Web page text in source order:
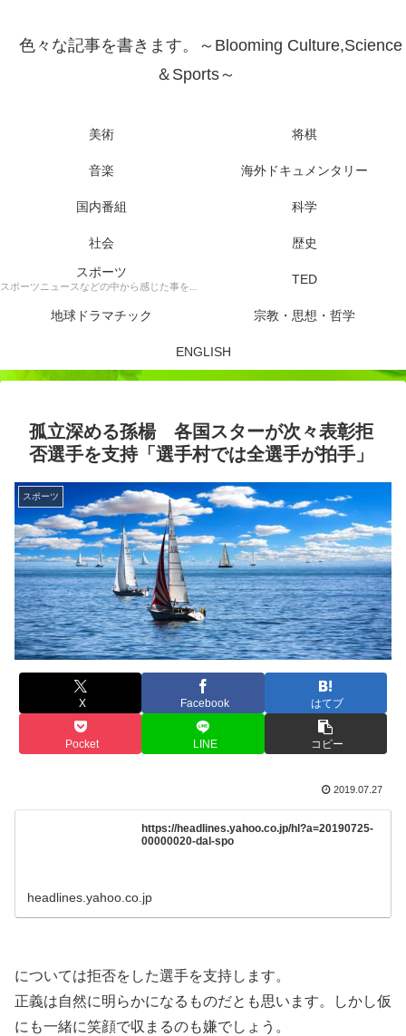
色々な記事を書きます。～Blooming Culture,Science
＆Sports～
美術 将棋
音楽 海外ドキュメンタリー
国内番組 科学
社会
歴史
スポーツ
スポーツニュースなどの中から感じた事を書きます。 TED
地球ドラマチック 宗教・思想・哲学
ENGLISH
孤立深める孫楊 各国スターが次々表彰拒
否選手を支持「選手村では全選手が拍手」
スポーツ
X Facebook はてブ
Pocket LINE コピー
2019.07.27
https://headlines.yahoo.co.jp/hl?a=20190725-
00000020-dal-spo
headlines.yahoo.co.jp
については拒否をした選手を支持します。
正義は自然に明らかになるものだとも思います。しかし仮
にも一緒に笑顔で収まるのも嫌でしょう。